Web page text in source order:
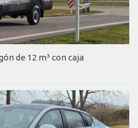
de 12 m³ con caja